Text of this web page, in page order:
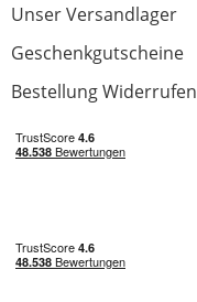
Unser Versandlager
Geschenkgutscheine
Bestellung Widerrufen